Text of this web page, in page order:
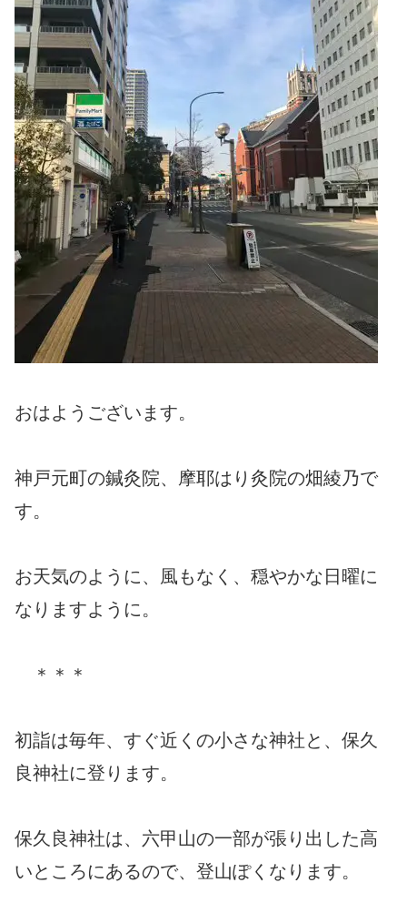
おはようございます。
神戸元町の鍼灸院、摩耶はり灸院の畑綾乃で
す。
お天気のように、風もなく、穏やかな日曜に
なりますように。
＊＊＊
初詣は毎年、すぐ近くの小さな神社と、保久
良神社に登ります。
保久良神社は、六甲山の一部が張り出した高
いところにあるので、登山ぽくなります。